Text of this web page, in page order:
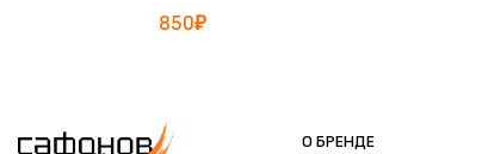
850₽
О БРЕНДЕ